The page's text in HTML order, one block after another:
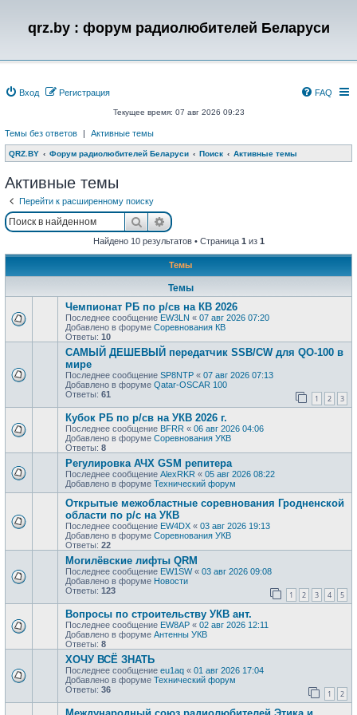
qrz.by : форум радиолюбителей Беларуси
Вход Регистрация FAQ
Текущее время: 07 авг 2026 09:23
Темы без ответов | Активные темы
QRZ.BY Форум радиолюбителей Беларуси Поиск Активные темы
Активные темы
Перейти к расширенному поиску
ПоискРасширенный поиск
Найдено 10 результатов • Страница 1 из 1
Темы
Темы
Чемпионат РБ по р/св на КВ 2026
Последнее сообщение EW3LN « 07 авг 2026 07:20
Добавлено в форуме Соревнования КВ
Ответы: 10
САМЫЙ ДЕШЕВЫЙ передатчик SSB/CW для QO-100 в
мире
Последнее сообщение SP8NTP « 07 авг 2026 07:13
Добавлено в форуме Qatar-OSCAR 100
Ответы: 61 1 2 3
Кубок РБ по р/св на УКВ 2026 г.
Последнее сообщение BFRR « 06 авг 2026 04:06
Добавлено в форуме Соревнования УКВ
Ответы: 8
Регулировка АЧХ GSM репитера
Последнее сообщение AlexRKR « 05 авг 2026 08:22
Добавлено в форуме Технический форум
Открытые межобластные соревнования Гродненской
области по р/с на УКВ
Последнее сообщение EW4DX « 03 авг 2026 19:13
Добавлено в форуме Соревнования УКВ
Ответы: 22
Могилёвские лифты QRM
Последнее сообщение EW1SW« 03 авг 2026 09:08
Добавлено в форуме Новости
Ответы: 123 1 2 3 4 5
Вопросы по строительству УКВ ант.
Последнее сообщение EW8AP « 02 авг 2026 12:11
Добавлено в форуме Антенны УКВ
Ответы: 8
ХОЧУ ВСЁ ЗНАТЬ
Последнее сообщение eu1aq « 01 авг 2026 17:04
Добавлено в форуме Технический форум
Ответы: 36 1 2
Международный союз радиолюбителей Этика и